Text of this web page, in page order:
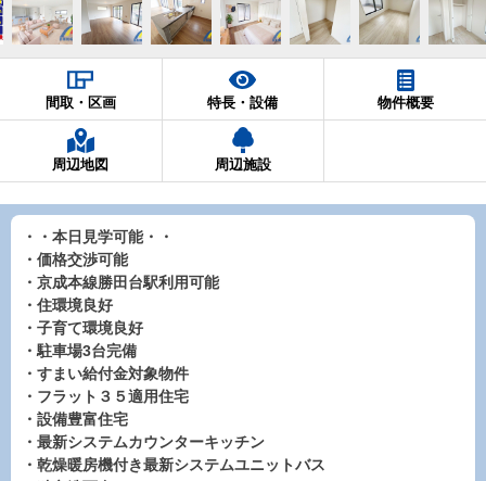
間取・区画 特長・設備 物件概要
周辺地図 周辺施設
・・本日見学可能・・
・価格交渉可能
・京成本線勝田台駅利用可能
・住環境良好
・子育て環境良好
・駐車場3台完備
・すまい給付金対象物件
・フラット３５適用住宅
・設備豊富住宅
・最新システムカウンターキッチン
・乾燥暖房機付き最新システムユニットバス